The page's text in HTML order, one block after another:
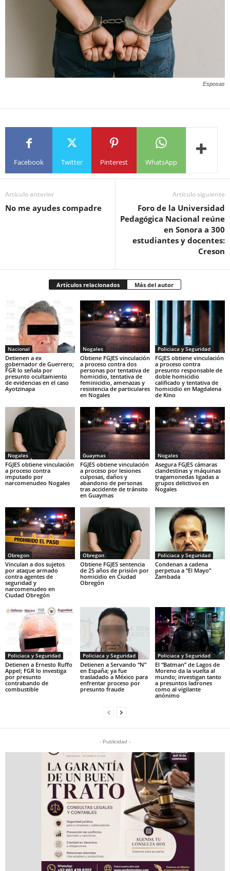
Esposas
Facebook Twitter Pinterest WhatsApp
Artículo anterior
No me ayudes compadre
Artículo siguiente
Foro de la Universidad
Pedagógica Nacional reúne
en Sonora a 300
estudiantes y docentes:
Creson
Artículos relacionados Más del autor
Nacional
Detienen a ex
gobernador de Guerrero;
FGR lo señala por
presunto ocultamiento
de evidencias en el caso
Ayotzinapa
Nogales
Obtiene FGJES vinculación
a proceso contra dos
personas por tentativa de
homicidio, tentativa de
feminicidio, amenazas y
resistencia de particulares
en Nogales
Policiaca y Seguridad
FGJES obtiene vinculación
a proceso contra
presunto responsable de
doble homicidio
calificado y tentativa de
homicidio en Magdalena
de Kino
Nogales
FGJES obtiene vinculación
a proceso contra
imputado por
narcomenudeo Nogales
Guaymas
FGJES obtiene vinculación
a proceso por lesiones
culposas, daños y
abandono de personas
tras accidente de tránsito
en Guaymas
Nogales
Asegura FGJES cámaras
clandestinas y máquinas
tragamonedas ligadas a
grupos delictivos en
Nogales
Obregon
Vinculan a dos sujetos
por ataque armado
contra agentes de
seguridad y
narcomenudeo en
Ciudad Obregón
Obregon
Obtiene FGJES sentencia
de 25 años de prisión por
homicidio en Ciudad
Obregón
Policiaca y Seguridad
Condenan a cadena
perpetua a “El Mayo”
Zambada
Policiaca y Seguridad
Detienen a Ernesto Ruffo
Appel; FGR lo investiga
por presunto
contrabando de
combustible
Policiaca y Seguridad
Detienen a Servando “N”
en España; ya fue
trasladado a México para
enfrentar proceso por
presunto fraude
Policiaca y Seguridad
El “Batman” de Lagos de
Moreno da la vuelta al
mundo; investigan tanto
a presuntos ladrones
como al vigilante
anónimo
- Publicidad -